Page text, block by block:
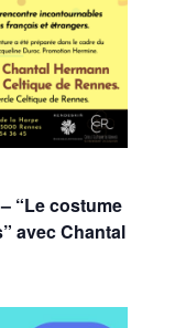
“Le costume
avec Chantal